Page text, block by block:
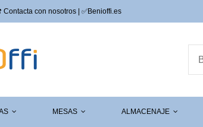
con nosotros | ✅Benioffi.es
MESAS ALMACENAJE